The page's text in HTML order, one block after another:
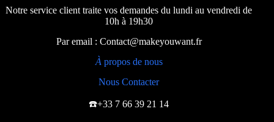
Notre service client traite vos demandes du lundi au vendredi de
10h à 19h30
Par email : Contact@makeyouwant.fr
À propos de nous
Nous Contacter
☎️+33 7 66 39 21 14